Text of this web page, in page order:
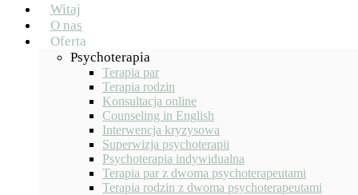
Witaj
O nas
Oferta
Psychoterapia
Terapia par
Terapia rodzin
Konsultacja online
Counseling in English
Interwencja kryzysowa
Superwizja psychoterapii
Psychoterapia indywidualna
Terapia par z dwoma psychoterapeutami
Terapia rodzin z dwoma psychoterapeutami